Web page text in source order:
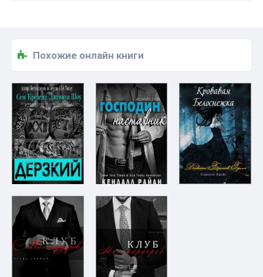
Похожие онлайн книги